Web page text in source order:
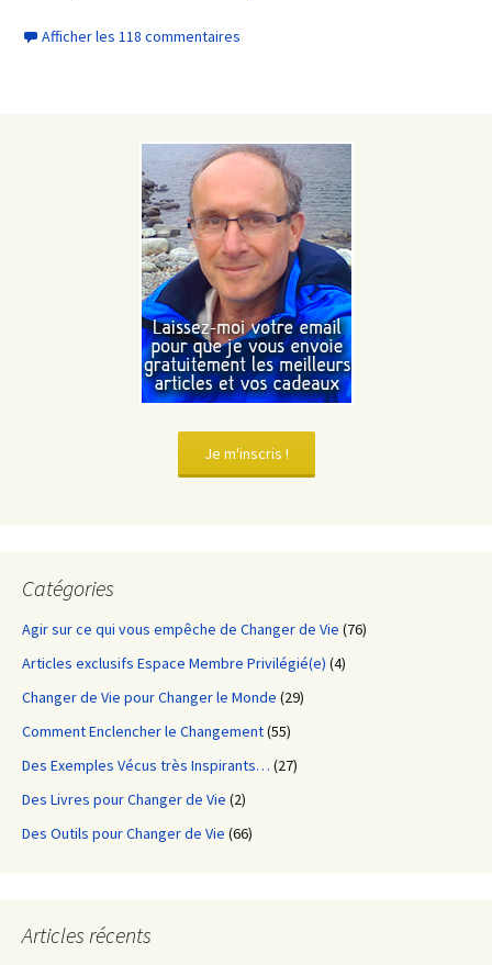
Afficher les 118 commentaires
Je m'inscris !
Catégories
Agir sur ce qui vous empêche de Changer de Vie (76)
Articles exclusifs Espace Membre Privilégié(e) (4)
Changer de Vie pour Changer le Monde (29)
Comment Enclencher le Changement(55)
Des Exemples Vécus très Inspirants… (27)
Des Livres pour Changer de Vie (2)
Des Outils pour Changer de Vie (66)
Articles récents